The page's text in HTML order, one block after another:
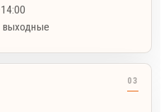
выходные